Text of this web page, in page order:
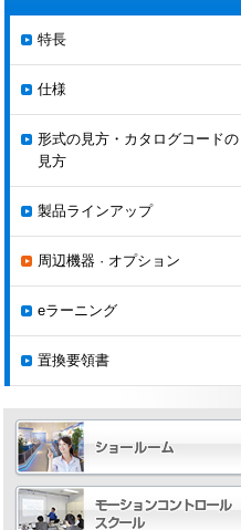
特長
仕様
形式の見方・カタログコードの
見方
製品ラインアップ
周辺機器 · オプション
eラーニング
置換要領書